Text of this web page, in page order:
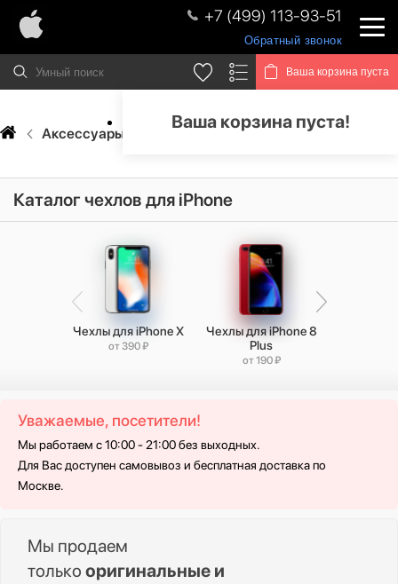
+7 (499) 113-93-51
Обратный звонок
Ваша корзина пуста
Ваша корзина пуста!
Аксессуары Чехлы
Каталог чехлов для iPhone
Чехлы для iPhone X
от 390 ₽
Чехлы для iPhone 8
Plus
от 190 ₽
Уважаемые, посетители!
Мы работаем с 10:00 - 21:00 без выходных.
Для Вас доступен самовывоз и бесплатная доставка по
Москве.
Мы продаем
только оригинальные и